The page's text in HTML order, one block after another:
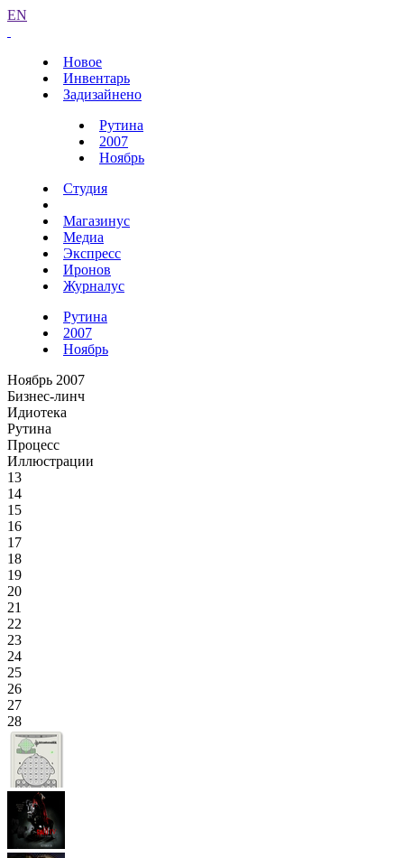
EN
Новое
Инвентарь
Задизайнено
Рутина
2007
Ноябрь
Студия
Магазинус
Медиа
Экспресс
Иронов
Журналус
Рутина
2007
Ноябрь
Ноябрь 2007
Бизнес-линч
Идиотека
Рутина
Процесс
Иллюстрации
13
14
15
16
17
18
19
20
21
22
23
24
25
26
27
28